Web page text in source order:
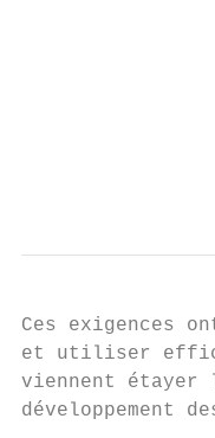
Ces exigences
et utiliser
viennent étayer
développement